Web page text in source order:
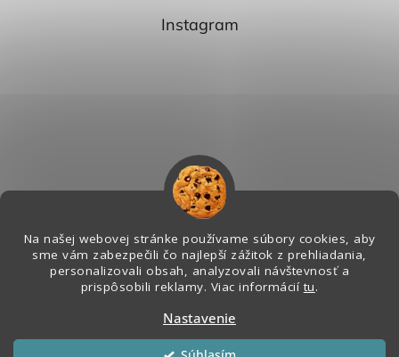
Na našej webovej stránke používame súbory cookies, aby
sme vám zabezpečili čo najlepší zážitok z prehliadania,
personalizovali obsah, analyzovali návštevnosť a
prispôsobili reklamy. Viac informácií tu.
Nastavenie
Instagram
Sledovať na Instagrame